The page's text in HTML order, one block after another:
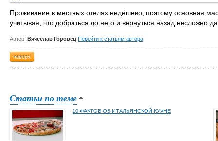
Проживание в местных отелях недёшево, поэтому основная
учитывая, что добраться до него и вернуться назад несложно
Автор: Вячеслав Горовец Перейти к статьям автора
наверх
Статьи по теме
10 ФАКТОВ ОБ ИТАЛЬЯНСКОЙ КУХНЕ